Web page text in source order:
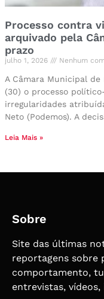
Processo contra
arquivado pela
prazo
julho 1, 2026 Nenhum
A Câmara Municipal
(30) o processo
irregularidades
Neto (Podemos). A
Leia Mais »
Sobre
Site das últimas
reportagens sobre
comportamento,
entrevistas,